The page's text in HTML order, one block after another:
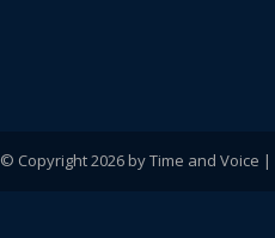
© Copyright 2026 by Time and Voice |